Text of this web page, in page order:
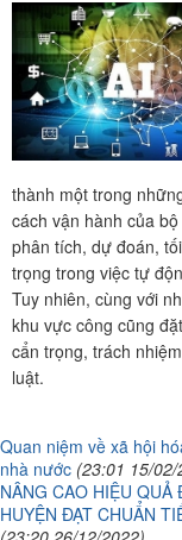
thành một trong
cách vận hành của
phân tích, dự đoán,
trọng trong việc tự
Tuy nhiên, cùng với
khu vực công cũng
cẩn trọng, trách
luật.
Quan niệm về xã hội
nhà nước (23:01 15/02/
NÂNG CAO HIỆU QUẢ
HUYỆN ĐẠT CHUẨN